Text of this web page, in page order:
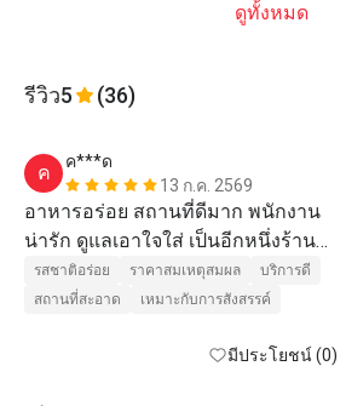
ดูทั้งหมด
รีวิว5 (36)
ค
ค***ด
13 ก.ค. 2569
อาหารอร่อย สถานที่ดีมาก พนักงาน
น่ารัก ดูแลเอาใจใส่ เป็นอีกหนึ่งร้าน
ที่มาทานประจำ ยิ่งมีโปร ยิ่งได้ราคาที่
ดีมาก
รสชาติอร่อย ราคาสมเหตุสมผล
บริการดี
สถานที่สะอาด
เหมาะกับการสังสรรค์
มีประโยชน์ (0)